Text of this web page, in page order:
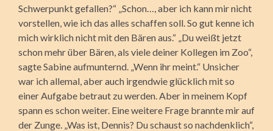
Schwerpunkt gefallen?“ „Schon…, aber ich kann mir nicht
vorstellen, wie ich das alles schaffen soll. So gut kenne ich
mich wirklich nicht mit den Bären aus.“ „Du weißt jetzt
schon mehr über Bären, als viele deiner Kollegen im Zoo“,
sagte Sabine aufmunternd. „Wenn ihr meint.“ Unsicher
war ich allemal, aber auch irgendwie glücklich mit so
einer Aufgabe betraut zu werden. Aber in meinem Kopf
spann es schon weiter. Eine weitere Frage brannte mir auf
der Zunge. „Was ist, Dennis? Du schaust so nachdenklich“,